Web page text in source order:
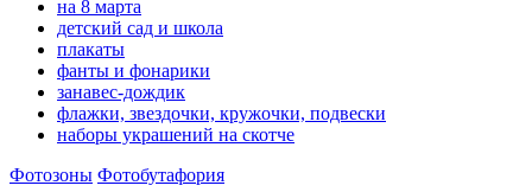
на 8 марта
детский сад и школа
плакаты
фанты и фонарики
занавес-дождик
флажки, звездочки, кружочки, подвески
наборы украшений на скотче
Фотозоны Фотобутафория